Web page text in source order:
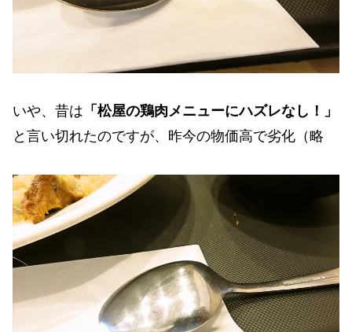
いや、昔は 「松屋の鶏肉メニューにハズレなし！」
と言い切れたのですが、昨今の物価高で劣化（略